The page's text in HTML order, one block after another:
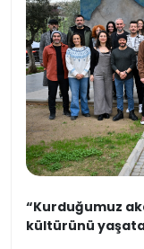
“Kurduğumuz
kültürünü